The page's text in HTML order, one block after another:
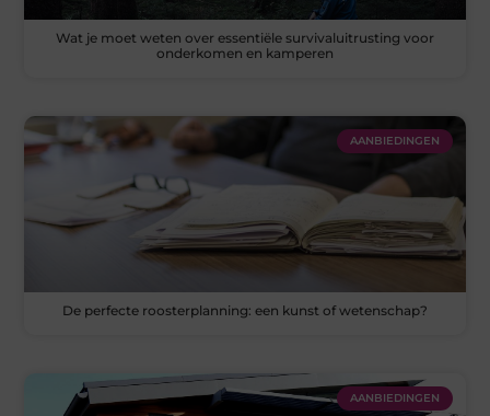
Wat je moet weten over essentiële survivaluitrusting voor
onderkomen en kamperen
AANBIEDINGEN
De perfecte roosterplanning: een kunst of wetenschap?
AANBIEDINGEN